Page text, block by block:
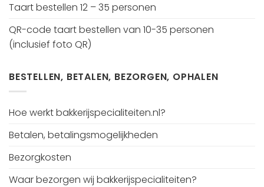
Taart bestellen 12 – 35 personen
QR-code taart bestellen van 10-35 personen
(inclusief foto QR)
BESTELLEN, BETALEN, BEZORGEN, OPHALEN
Hoe werkt bakkerijspecialiteiten.nl?
Betalen, betalingsmogelijkheden
Bezorgkosten
Waar bezorgen wij bakkerijspecialiteiten?